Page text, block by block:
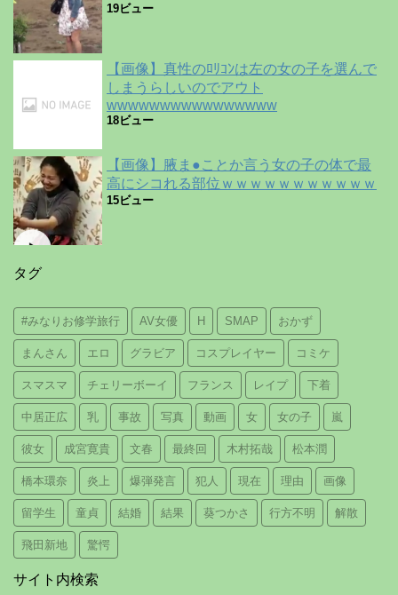
19ビュー
【画像】真性のﾛﾘｺﾝは左の女の子を選んで
しまうらしいのでアウト
wwwwwwwwwwwwwwww
18ビュー
【画像】腋ま●ことか言う女の子の体で最
高にシコれる部位ｗｗｗｗｗｗｗｗｗｗｗ
15ビュー
タグ
#みなりお修学旅行 AV女優 H SMAP おかず
まんさん エロ グラビア コスプレイヤー コミケ
スマスマ チェリーボーイ フランス レイプ 下着
中居正広 乳 事故 写真 動画 女 女の子 嵐
彼女 成宮寛貴 文春 最終回 木村拓哉 松本潤
橋本環奈 炎上 爆弾発言 犯人 現在 理由 画像
留学生 童貞 結婚 結果 葵つかさ 行方不明 解散
飛田新地 驚愕
サイト内検索